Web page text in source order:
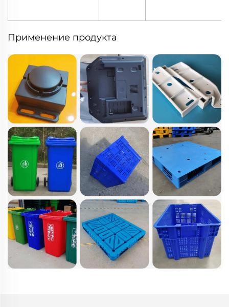
Применение продукта